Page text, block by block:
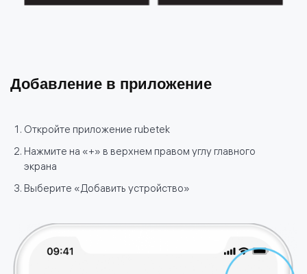
Добавление в приложение
Откройте приложение rubetek
Нажмите на «+» в верхнем правом углу главного
экрана
Выберите «Добавить устройство»